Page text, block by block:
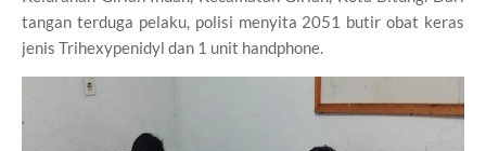
tangan terduga pelaku, polisi menyita 2051 butir obat keras
jenis Trihexypenidyl dan 1 unit handphone.